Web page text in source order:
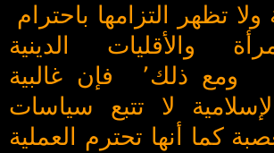
ولا تظهر التزامها باحترام
والأقليات الدينية
والمعارضة. ومع ذلك٬ فإن غالبية
لا تتبع سياسات
كما أنها تحترم العملية